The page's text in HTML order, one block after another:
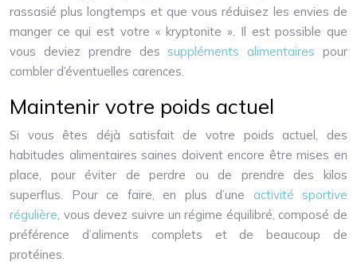
rassasié plus longtemps et que vous réduisez les envies de
manger ce qui est votre « kryptonite ». Il est possible que
vous deviez prendre dessuppléments alimentaires pour
combler d’éventuelles carences.
Maintenir votre poids actuel
Si vous êtes déjà satisfait de votre poids actuel, des
habitudes alimentaires saines doivent encore être mises en
place, pour éviter de perdre ou de prendre des kilos
superflus. Pour ce faire, en plus d’une activité sportive
régulière, vous devez suivre un régime équilibré, composé de
préférence d’aliments complets et de beaucoup de
protéines.